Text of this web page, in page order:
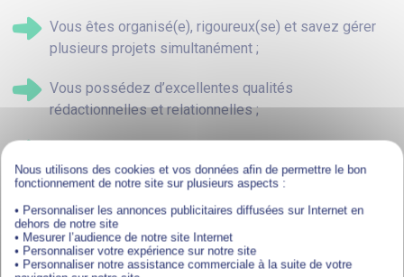
Vous êtes organisé(e), rigoureux(se) et savez gérer
plusieurs projets simultanément ;
Vous possédez d’excellentes qualités
rédactionnelles et relationnelles ;
réseaux sociaux ;
Vous avez un intérêt marqué pour le marketing digital
et la communication ;
Vous appréciez le travail en équipe et êtes force de
Nous utilisons des cookies et vos données afin de permettre le bon
fonctionnement de notre site sur plusieurs aspects :
• Personnaliser les annonces publicitaires diffusées sur Internet en
dehors de notre site
• Mesurer l’audience de notre site Internet
• Personnaliser votre expérience sur notre site
• Personnaliser notre assistance commerciale à la suite de votre